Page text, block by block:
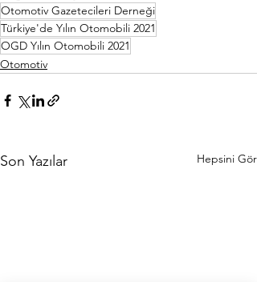
Otomotiv Gazetecileri Derneği
Türkiye'de Yılın Otomobili 2021
OGD Yılın Otomobili 2021
Otomotiv
Son Yazılar Hepsini Gör